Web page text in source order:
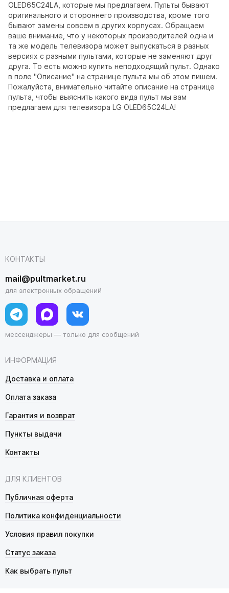
OLED65C24LA, которые мы предлагаем. Пульты бывают
оригинального и стороннего производства, кроме того
бывают замены совсем в других корпусах. Обращаем
ваше внимание, что у некоторых производителей одна и
та же модель телевизора может выпускаться в разных
версиях с разными пультами, которые не заменяют друг
друга. То есть можно купить неподходящий пульт. Однако
в поле "Описание" на странице пульта мы об этом пишем.
Пожалуйста, внимательно читайте описание на странице
пульта, чтобы выяснить какого вида пульт мы вам
предлагаем для телевизора LG OLED65C24LA!
ИНФОРМАЦИЯ
Доставка и оплата
Оплата заказа
Гарантия и возврат
Пункты выдачи
Контакты
ДЛЯ КЛИЕНТОВ
Публичная оферта
Политика конфиденциальности
Условия правил покупки
Статус заказа
Как выбрать пульт
КОНТАКТЫ
mail@pultmarket.ru
для электронных обращений
мессенджеры — только для сообщений